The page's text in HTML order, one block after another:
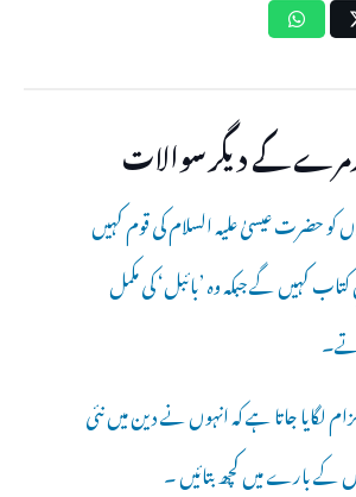
کے دیگر سوالات
کو حضرت عیسیٰ علیہ السلام کی قوم کہیں
کہیں گے جبکہ وہ ’بائبل‘ کی مکمل
لگایا جاتا ہے کہ انہوں نے دین میں نئی
کے بارے میں کچھ بتائیں ۔